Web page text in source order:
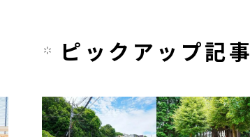
ピックアップ記事